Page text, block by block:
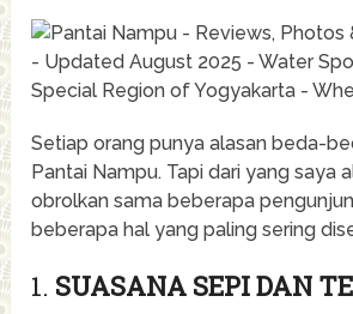
Setiap orang punya alasan beda-
Pantai Nampu. Tapi dari yang saya
obrolkan sama beberapa
beberapa hal yang paling sering
1. SUASANA SEPI DAN